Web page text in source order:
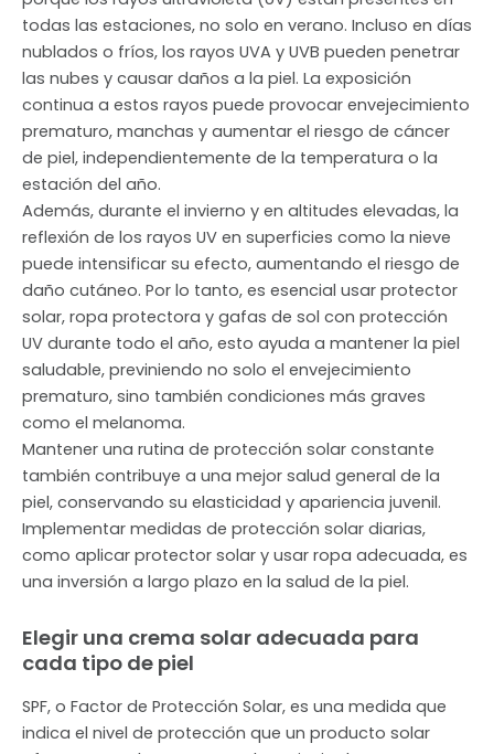
todas las estaciones, no solo en verano. Incluso en días
nublados o fríos, los rayos UVA y UVB pueden penetrar
las nubes y causar daños a la piel. La exposición
continua a estos rayos puede provocar envejecimiento
prematuro, manchas y aumentar el riesgo de cáncer
de piel, independientemente de la temperatura o la
estación del año.
Además, durante el invierno y en altitudes elevadas, la
reflexión de los rayos UV en superficies como la nieve
puede intensificar su efecto, aumentando el riesgo de
daño cutáneo. Por lo tanto, es esencial usar protector
solar, ropa protectora y gafas de sol con protección
UV durante todo el año, esto ayuda a mantener la piel
saludable, previniendo no solo el envejecimiento
prematuro, sino también condiciones más graves
como el melanoma.
Mantener una rutina de protección solar constante
también contribuye a una mejor salud general de la
piel, conservando su elasticidad y apariencia juvenil.
Implementar medidas de protección solar diarias,
como aplicar protector solar y usar ropa adecuada, es
una inversión a largo plazo en la salud de la piel.
Elegir una crema solar adecuada para
cada tipo de piel
SPF, o Factor de Protección Solar, es una medida que
indica el nivel de protección que un producto solar